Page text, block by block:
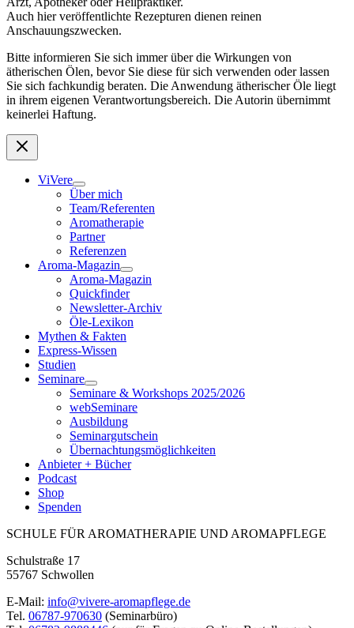
Auch hier veröffentlichte Rezepturen dienen reinen
Anschauungszwecken.
Bitte informieren Sie sich immer über die Wirkungen von
ätherischen Ölen, bevor Sie diese für sich verwenden oder lassen
Sie sich fachkundig beraten. Die Anwendung ätherischer Öle liegt
in ihrem eigenen Verantwortungsbereich. Die Autorin übernimmt
keinerlei Haftung.
ViVere
Über mich
Team/Referenten
Aromatherapie
Partner
Referenzen
Aroma-Magazin
Aroma-Magazin
Quickfinder
Newsletter-Archiv
Öle-Lexikon
Mythen & Fakten
Express-Wissen
Studien
Seminare
Seminare & Workshops 2025/2026
webSeminare
Ausbildung
Seminargutschein
Übernachtungsmöglichkeiten
Anbieter + Bücher
Podcast
Shop
Spenden
SCHULE FÜR AROMATHERAPIE UND AROMAPFLEGE
Schulstraße 17
55767 Schwollen
E-Mail: info@vivere-aromapflege.de
Tel. 06787-970630 (Seminarbüro)